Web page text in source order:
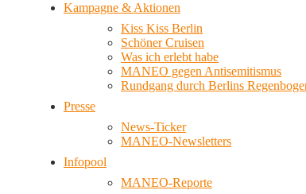
Kampagne & Aktionen
Kiss Kiss Berlin
Schöner Cruisen
Was ich erlebt habe
MANEO gegen Antisemitismus
Rundgang durch Berlins
Presse
News-Ticker
MANEO-Newsletters
Infopool
MANEO-Reporte